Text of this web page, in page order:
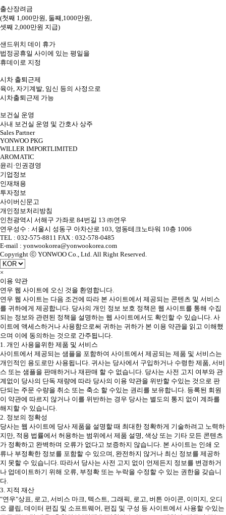
출산장려금
(첫째 1,000만원, 둘째,1000만원,
셋째 2,000만원 지급)
샌드위치 데이 휴가
법정공휴일 사이에 있는 평일을
휴데이로 지정
시차 출퇴근제
육아, 자기계발, 임신 등의 사정으로
시차출퇴근제 가능
보건실 운영
사내 보건실 운영 및 간호사 상주
Sales Partner
YONWOO PKG
WILLER IMPORTLIMITED
AROMATIC
윤리·인권경영
기업정보
인재채용
투자정보
사이버신문고
개인정보처리방침
인천광역시 서해구 가좌로 84번길 13 ㈜연우
연우성수 : 서울시 성동구 아차산로 103, 영동테크노타워 10층 1006
TEL : 032-575-8811 FAX : 032-578-0485
E-mail : yonwookorea@yonwookorea.com
Copyright ⓒ YONWOO Co., Ltd. All Right Reserved.
×
이용 약관
연우 웹 사이트에 오신 것을 환영합니다.
연우 웹 사이트는 다음 조건에 따라 본 사이트에서 제공되는 콘텐츠 및 서비스
를 귀하에게 제공합니다. 당사의 개인 정보 보호 정책은 웹 사이트를 통해 수집
되는 정보와 관련된 정책을 설명하는 웹 사이트에서도 확인할 수 있습니다. 사
이트에 액세스하거나 사용함으로써 귀하는 귀하가 본 이용 약관을 읽고 이해했
으며 이에 동의하는 것으로 간주됩니다.
1. 개인 사용을위한 제품 및 서비스
사이트에서 제공되는 샘플을 포함하여 사이트에서 제공되는 제품 및 서비스는
개인적인 용도로만 사용됩니다. 귀사는 당사에서 구입하거나 수령한 제품, 서비
스 또는 샘플을 판매하거나 재판매 할 수 없습니다. 당사는 사전 고지 여부와 관
계없이 당사의 단독 재량에 따라 당사의 이용 약관을 위반할 수있는 것으로 판
단되는 주문 수량을 취소 또는 축소 할 수있는 권리를 보유합니다. 등록된 회원
이 약관에 따르지 않거나 이를 위반하는 경우 당사는 별도의 통지 없이 계좌를
해지할 수 있습니다.
2. 정보의 정확성
당사는 웹 사이트에 당사 제품을 설명할 때 최대한 정확하게 기술하려고 노력하
지만, 적용 법률에서 허용하는 범위에서 제품 설명, 색상 또는 기타 모든 콘텐츠
가 정확하고 완벽하며 오류가 없다고 보증하지 않습니다. 본 사이트는 인쇄 오
류나 부정확한 정보를 포함할 수 있으며, 완전하지 않거나 최신 정보를 제공하
지 못할 수 있습니다. 따라서 당사는 사전 고지 없이 언제든지 정보를 변경하거
나 업데이트하기 위해 오류, 부정확 또는 누락을 수정할 수 있는 권한을 갖습니
다.
3. 지적 재산
"연우"상표, 로고, 서비스 마크, 텍스트, 그래픽, 로고, 버튼 아이콘, 이미지, 오디
오 클립, 데이터 편집 및 소프트웨어, 편집 및 구성 등 사이트에서 사용할 수있는